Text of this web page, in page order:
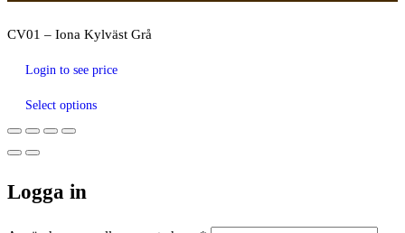
CV01 – Iona Kylväst Grå
Login to see price
Select options
Logga in